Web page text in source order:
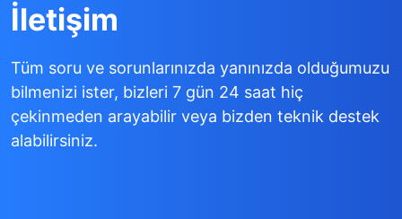
İletişim
Tüm soru ve sorunlarınızda yanınızda olduğumuzu
bilmenizi ister, bizleri 7 gün 24 saat hiç
çekinmeden arayabilir veya bizden teknik destek
alabilirsiniz.